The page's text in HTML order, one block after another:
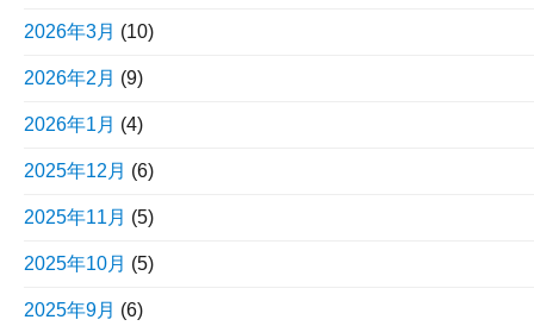
2026年3月 (10)
2026年2月 (9)
2026年1月 (4)
2025年12月 (6)
2025年11月 (5)
2025年10月 (5)
2025年9月 (6)